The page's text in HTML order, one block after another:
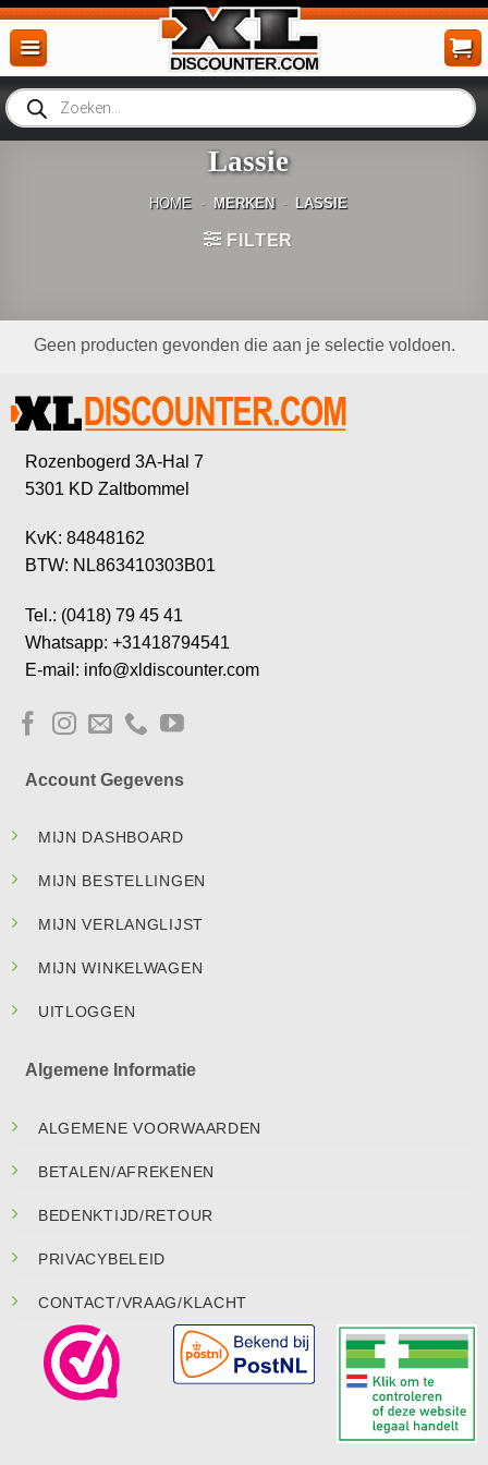
Ga
naar
inhoud
Producten
zoeken
Lassie
HOME - MERKEN - LASSIE
FILTER
Geen producten gevonden die aan je selectie voldoen.
Rozenbogerd 3A-Hal 7
5301 KD Zaltbommel
KvK: 84848162
BTW: NL863410303B01
Tel.: (0418) 79 45 41
Whatsapp: +31418794541
E-mail: info@xldiscounter.com
Account Gegevens
MIJN DASHBOARD
MIJN BESTELLINGEN
MIJN VERLANGLIJST
MIJN WINKELWAGEN
UITLOGGEN
Algemene Informatie
ALGEMENE VOORWAARDEN
BETALEN/AFREKENEN
BEDENKTIJD/RETOUR
PRIVACYBELEID
CONTACT/VRAAG/KLACHT